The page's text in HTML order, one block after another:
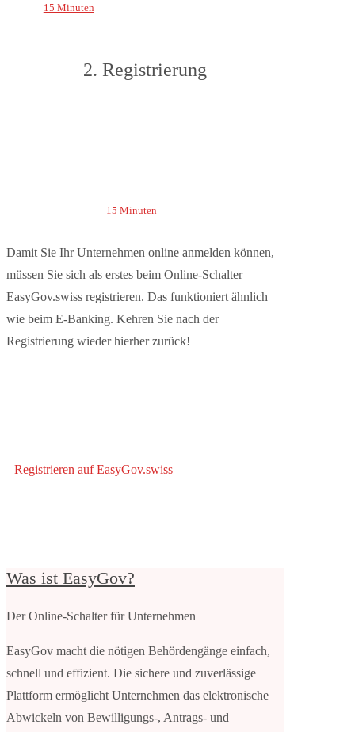
15 Minuten
2. Registrierung
15 Minuten
Damit Sie Ihr Unternehmen online anmelden können,
müssen Sie sich als erstes beim Online-Schalter
EasyGov.swiss registrieren. Das funktioniert ähnlich
wie beim E-Banking. Kehren Sie nach der
Registrierung wieder hierher zurück!
Registrieren auf EasyGov.swiss
Was ist EasyGov?
Der Online-Schalter für Unternehmen
EasyGov macht die nötigen Behördengänge einfach,
schnell und effizient. Die sichere und zuverlässige
Plattform ermöglicht Unternehmen das elektronische
Abwickeln von Bewilligungs-, Antrags- und